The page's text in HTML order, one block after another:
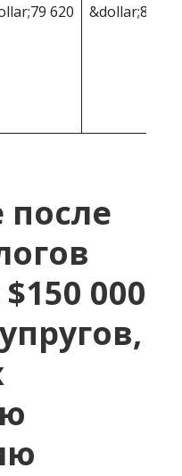
620
000